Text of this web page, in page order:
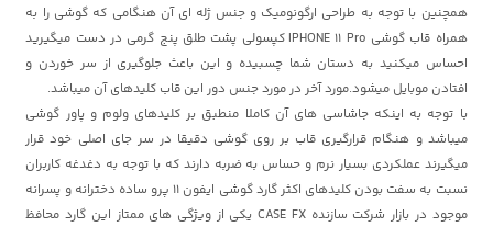
همچنین با توجه به طراحی ارگونومیک و جنس ژله ای آن هنگامی که گوشی را به
همراه قاب گوشی IPHONE 11 Pro کپسولی پشت طلق پنج گرمی در دست میگیرید
احساس میکنید به دستان شما چسبیده و این باعث جلوگیری از سر خوردن و
افتادن موبایل میشود.مورد آخر در مورد جنس دور این قاب کلیدهای آن میباشد.
با توجه به اینکه جاشاسی های آن کاملا منطبق بر کلیدهای ولوم و پاور گوشی
میباشد و هنگام قرارگیری قاب بر روی گوشی دقیقا در سر جای اصلی خود قرار
میگیرند عملکردی بسیار نرم و حساس به ضربه دارند که با توجه به دغدغه کاربران
نسبت به سفت بودن کلیدهای اکثر گارد گوشی ایفون 11 پرو ساده دخترانه و پسرانه
موجود در بازار شرکت سازنده CASE FX یکی از ویژگی های ممتاز این گارد محافظ